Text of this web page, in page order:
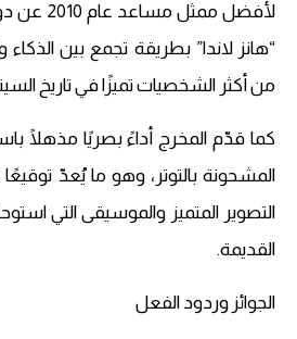
لأفضل
“هانز لاندا” بطريقة تجمع بين
من أكثر الشخصيات تميزًا في تاريخ
كما قدّم المخرج أداءً بصريًا مذهلًا
المشحونة بالتوتر، وهو ما يُعدّ توقيعًا
التصوير المتميز والموسيقى التي
القديمة.
الجوائز وردود الفعل